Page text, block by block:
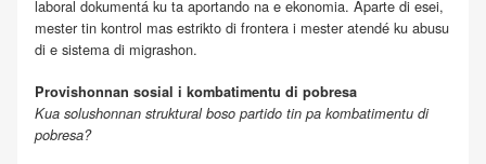
laboral dokumentá ku ta aportando na e ekonomia. Aparte di esei,
mester tin kontrol mas estrikto di frontera i mester atendé ku abusu
di e sistema di migrashon.
Provishonnan sosial i kombatimentu di pobresa
Kua solushonnan struktural boso partido tin pa kombatimentu di
pobresa?